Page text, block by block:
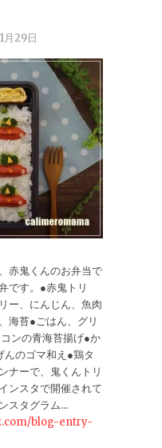
29日
赤鬼くんのお弁当で
です。●赤鬼トリ
ー、にんじん、魚肉
海苔●ごはん、グリ
ンの青海苔揚げ●か
のゴマ和え●鶏タ
ナーで、鬼くんトリ
ンスタで開催されて
スタグラム...
blog-entry-